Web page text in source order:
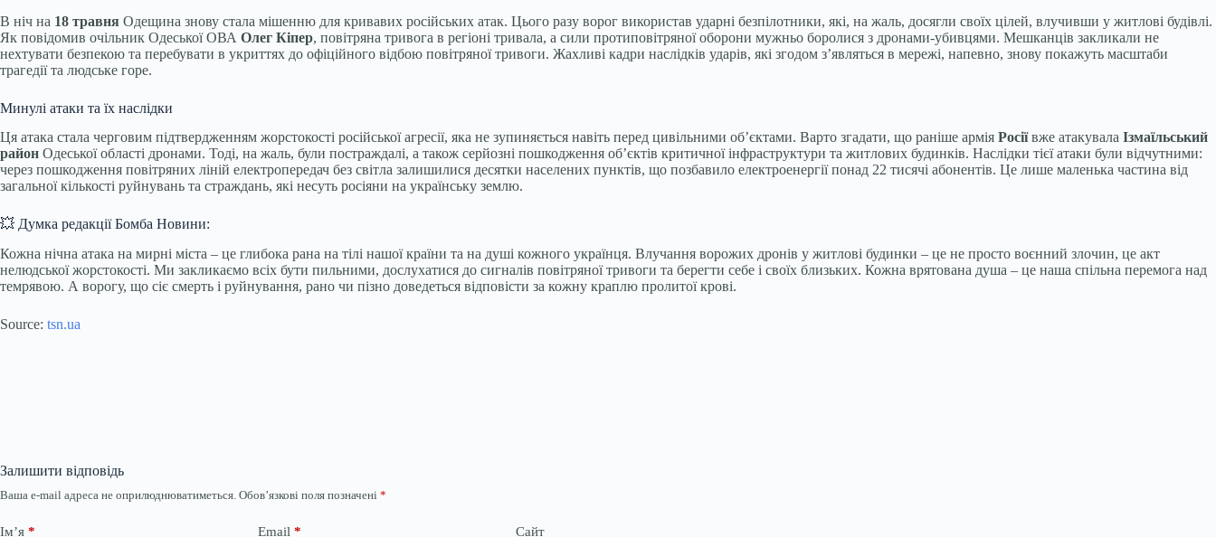
В ніч на 18 травня Одещина знову стала мішенню для кривавих російських атак. Цього разу ворог використав ударні безпілотники, які, на жаль, досягли своїх цілей, влучивши у житлові будівлі.
Як повідомив очільник Одеської ОВА Олег Кіпер, повітряна тривога в регіоні тривала, а сили протиповітряної оборони мужньо боролися з дронами-убивцями. Мешканців закликали не
нехтувати безпекою та перебувати в укриттях до офіційного відбою повітряної тривоги. Жахливі кадри наслідків ударів, які згодом з’являться в мережі, напевно, знову покажуть масштаби
трагедії та людське горе.
Минулі атаки та їх наслідки
Ця атака стала черговим підтвердженням жорстокості російської агресії, яка не зупиняється навіть перед цивільними об’єктами. Варто згадати, що раніше армія Росіївже атакувала Ізмаїльський
район Одеської області дронами. Тоді, на жаль, були постраждалі, а також серйозні пошкодження об’єктів критичної інфраструктури та житлових будинків. Наслідки тієї атаки були відчутними:
через пошкодження повітряних ліній електропередач без світла залишилися десятки населених пунктів, що позбавило електроенергії понад 22 тисячі абонентів. Це лише маленька частина від
загальної кількості руйнувань та страждань, які несуть росіяни на українську землю.
💥 Думка редакції Бомба Новини:
Кожна нічна атака на мирні міста – це глибока рана на тілі нашої країни та на душі кожного українця. Влучання ворожих дронів у житлові будинки – це не просто воєнний злочин, це акт
нелюдської жорстокості. Ми закликаємо всіх бути пильними, дослухатися до сигналів повітряної тривоги та берегти себе і своїх близьких. Кожна врятована душа – це наша спільна перемога над
темрявою. А ворогу, що сіє смерть і руйнування, рано чи пізно доведеться відповісти за кожну краплю пролитої крові.
Source: tsn.ua
Залишити відповідь
Ваша e-mail адреса не оприлюднюватиметься. Обов’язкові поля позначені *
Ім’я * Email * Сайт